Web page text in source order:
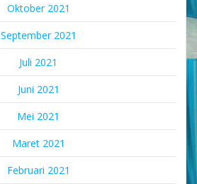
Oktober 2021
September 2021
Juli 2021
Juni 2021
Mei 2021
Maret 2021
Februari 2021